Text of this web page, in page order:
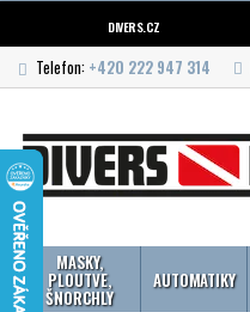
DIVERS.CZ
Telefon: +420 222 947 314
MASKY,
PLOUTVE,
ŠNORCHLY
AUTOMATIKY